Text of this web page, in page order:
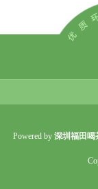
Powered by 深圳福田喝